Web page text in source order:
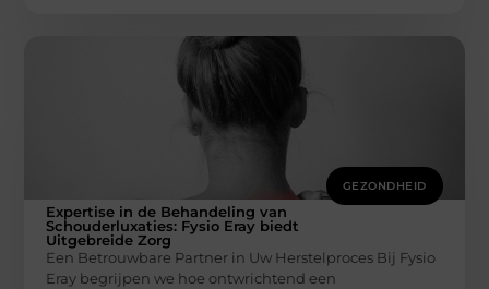
GEZONDHEID
Expertise in de Behandeling van
Schouderluxaties: Fysio Eray biedt
Uitgebreide Zorg
Een Betrouwbare Partner in Uw Herstelproces Bij Fysio
Eray begrijpen we hoe ontwrichtend een